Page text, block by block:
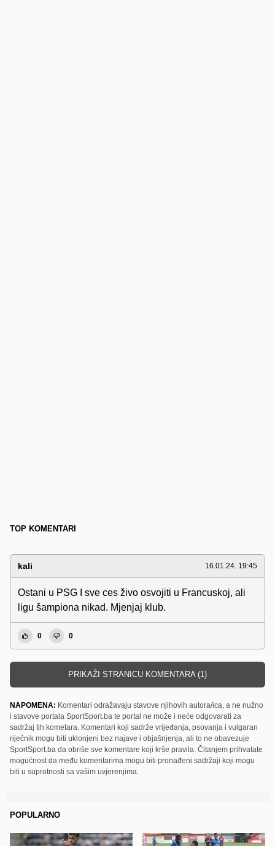
TOP KOMENTARI
kali 16.01.24. 19:45
Ostani u PSG I sve ces živo osvojiti u Francuskoj, ali
ligu šampiona nikad. Mjenjaj klub.
0 0
PRIKAŽI STRANICU KOMENTARA (1)
NAPOMENA: Komentari odražavaju stavove njihovih autora/ica, a ne nužno
i stavove portala SportSport.ba te portal ne može i neće odgovarati za
sadržaj tih kometara. Komentari koji sadrže vrijeđanja, psovanja i vulgaran
riječnik mogu biti uklonjeni bez najave i objašnjenja, ali to ne obavezuje
SportSport.ba da obriše sve komentare koji krše pravila. Čitanjem prihvatate
mogućnost da među komentarima mogu biti pronađeni sadržaji koji mogu
biti u suprotnosti sa vašim uvjerenjima.
POPULARNO